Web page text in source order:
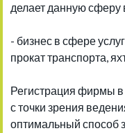
делает данную сферу
- бизнес в сфере
прокат транспорта,
Регистрация фирмы в
с точки зрения
оптимальный способ